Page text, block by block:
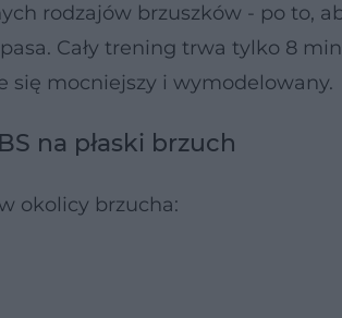
rodzajów brzuszków - po to,
Cały trening trwa tylko 8
się mocniejszy i wymodelowany.
na płaski brzuch
okolicy brzucha: